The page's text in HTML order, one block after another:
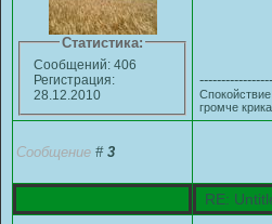
Статистика:
Сообщений: 406
Регистрация:
28.12.2010
громче
Сообщение # 3
RE: